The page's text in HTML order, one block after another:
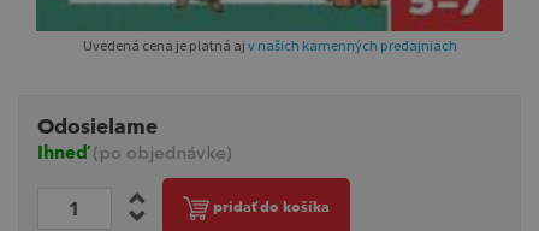
Uvedená cena je platná aj v našich kamenných predajniach
Odosielame
Ihneď(po objednávke)
pridať do košíka